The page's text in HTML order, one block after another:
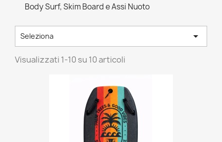
Body Surf, Skim Board e Assi Nuoto
Seleziona 
Visualizzati 1-10 su 10 articoli